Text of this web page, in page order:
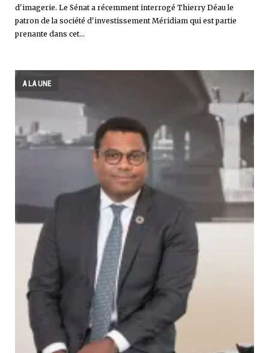
d'imagerie. Le Sénat a récemment interrogé Thierry Déau le
patron de la société d'investissement Méridiam qui est partie
prenante dans cet...
A LA UNE